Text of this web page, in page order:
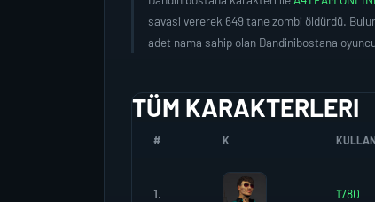
savasi vererek 649 tane zombi öldürdü.
adet nama sahip olan Dandinibostana
TÜM KARAKTERLERI
# K
1. 1780